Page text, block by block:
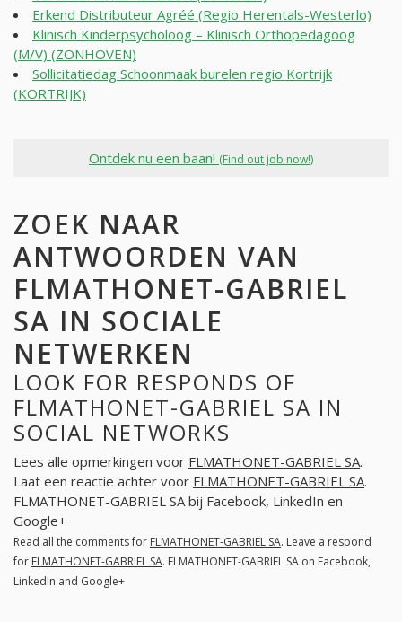
Erkend Distributeur Agréé (Regio Herentals-Westerlo)
Klinisch Kinderpsycholoog – Klinisch Orthopedagoog
(M/V) (ZONHOVEN)
Sollicitatiedag Schoonmaak burelen regio Kortrijk
(KORTRIJK)
Ontdek nu een baan! (Find out job now!)
ZOEK NAAR
ANTWOORDEN VAN
FLMATHONET-GABRIEL
SA IN SOCIALE
NETWERKEN
LOOK FOR RESPONDS OF
FLMATHONET-GABRIEL SA IN
SOCIAL NETWORKS
Lees alle opmerkingen voor FLMATHONET-GABRIEL SA.
Laat een reactie achter voor FLMATHONET-GABRIEL SA.
FLMATHONET-GABRIEL SA bij Facebook, LinkedIn en
Google+
Read all the comments for FLMATHONET-GABRIEL SA. Leave a respond
for FLMATHONET-GABRIEL SA. FLMATHONET-GABRIEL SA on Facebook,
LinkedIn and Google+